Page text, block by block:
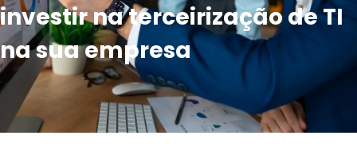
investir na terceirização de TI
na sua empresa